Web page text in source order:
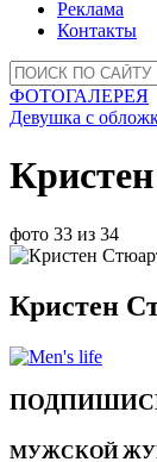
Реклама
Контакты
ФОТОГАЛЕРЕЯ
Девушка с
фото 33 из 34
Кристен
МУЖСКОЙ